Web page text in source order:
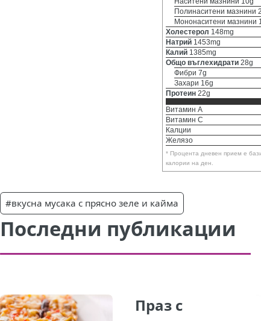
Полинаситени мазнини
Мононаситени мазнини
Холестерол 148mg
Натрий1453mg
Калий1385mg
Общо въглехидрати28g
Фибри 7g
Захари 16g
Протеин22g
Витамин A
Витамин C
Калции
Желязо
* Процента дневен прием е
калории на ден.
#вкусна мусака с прясно зеле и кайма
Последни публикации
Праз с